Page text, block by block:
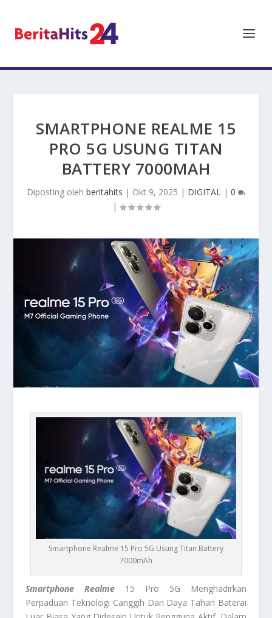
SMARTPHONE REALME 15
PRO 5G USUNG TITAN
BATTERY 7000MAH
Diposting oleh beritahits | Okt 9, 2025 | DIGITAL | 0
|
Smartphone Realme 15 Pro 5G Usung Titan Battery
7000mAh
Smartphone Realme 15 Pro 5G Menghadirkan
Perpaduan Teknologi Canggih Dan Daya Tahan Baterai